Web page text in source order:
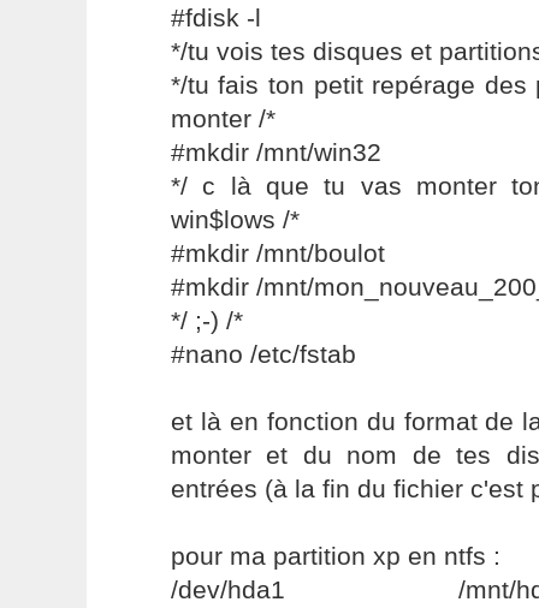
#fdisk -l
*/tu vois tes disques et
*/tu fais ton petit repérage des
monter /*
#mkdir /mnt/win32
*/ c là que tu vas monter
win$lows /*
#mkdir /mnt/boulot
#mkdir /mnt/
*/ ;-) /*
#nano /etc/fstab
et là en fonction du format de
monter et du nom de tes
entrées (à la fin du fichier c'est
pour ma partition xp en ntfs :
/dev/hda1 /